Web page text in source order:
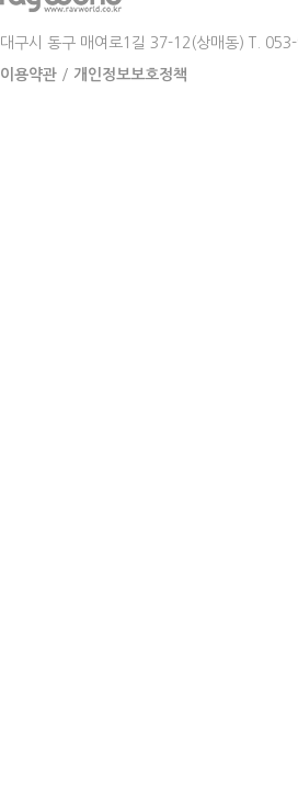
대구시 동구 매여로1길 37-12(상매동) T.
이용약관 / 개인정보보호정책